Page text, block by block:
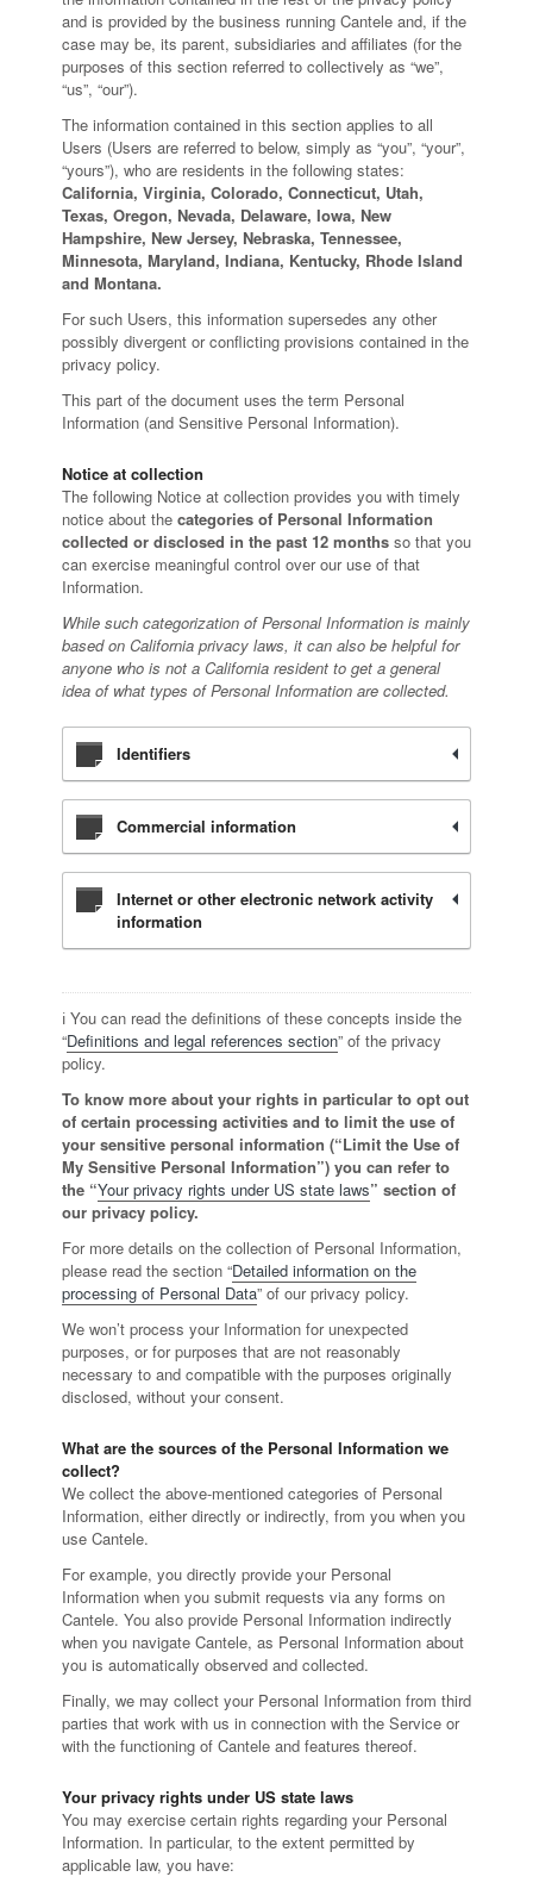
and is provided by the business running Cantele and, if the
case may be, its parent, subsidiaries and affiliates (for the
purposes of this section referred to collectively as “we”,
“us”, “our”).
The information contained in this section applies to all
Users (Users are referred to below, simply as “you”, “your”,
“yours”), who are residents in the following states:
California, Virginia, Colorado, Connecticut, Utah,
Texas, Oregon, Nevada, Delaware, Iowa, New
Hampshire, New Jersey, Nebraska, Tennessee,
Minnesota, Maryland, Indiana, Kentucky, Rhode Island
and Montana.
For such Users, this information supersedes any other
possibly divergent or conflicting provisions contained in the
privacy policy.
This part of the document uses the term Personal
Information (and Sensitive Personal Information).
Notice at collection
The following Notice at collection provides you with timely
notice about the categories of Personal Information
collected or disclosed in the past 12 months so that you
can exercise meaningful control over our use of that
Information.
While such categorization of Personal Information is mainly
based on California privacy laws, it can also be helpful for
anyone who is not a California resident to get a general
idea of what types of Personal Information are collected.
Identifiers
Commercial information
Internet or other electronic network activity
information
ℹ️ You can read the definitions of these concepts inside the
“Definitions and legal references section” of the privacy
policy.
To know more about your rights in particular to opt out
of certain processing activities and to limit the use of
your sensitive personal information (“Limit the Use of
My Sensitive Personal Information”) you can refer to
the “Your privacy rights under US state laws” section of
our privacy policy.
For more details on the collection of Personal Information,
please read the section “Detailed information on the
processing of Personal Data” of our privacy policy.
We won’t process your Information for unexpected
purposes, or for purposes that are not reasonably
necessary to and compatible with the purposes originally
disclosed, without your consent.
What are the sources of the Personal Information we
collect?
We collect the above-mentioned categories of Personal
Information, either directly or indirectly, from you when you
use Cantele.
For example, you directly provide your Personal
Information when you submit requests via any forms on
Cantele. You also provide Personal Information indirectly
when you navigate Cantele, as Personal Information about
you is automatically observed and collected.
Finally, we may collect your Personal Information from third
parties that work with us in connection with the Service or
with the functioning of Cantele and features thereof.
Your privacy rights under US state laws
You may exercise certain rights regarding your Personal
Information. In particular, to the extent permitted by
applicable law, you have: